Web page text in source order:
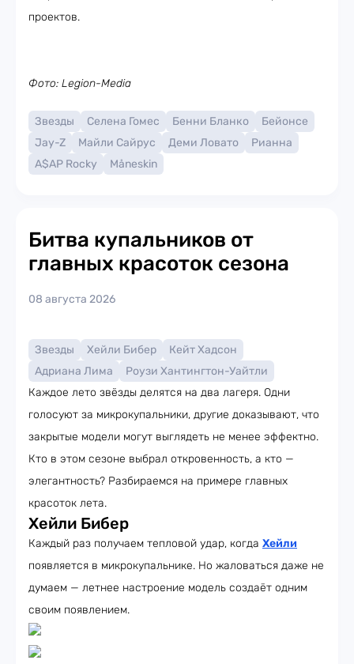
проектов.
Фото: Legion-Media
Звезды Селена Гомес Бенни Бланко
Бейонсе
Jay-Z
Майли Сайрус Деми Ловато
Рианна
A$AP Rocky
Måneskin
Битва купальников от
главных красоток сезона
08 августа 2026
Звезды Хейли Бибер
Кейт Хадсон
Адриана Лима
Роузи Хантингтон-Уайтли
Каждое лето звёзды делятся на два лагеря. Одни
голосуют за микрокупальники, другие доказывают, что
закрытые модели могут выглядеть не менее эффектно.
Кто в этом сезоне выбрал откровенность, а кто —
элегантность? Разбираемся на примере главных
красоток лета.
Хейли Бибер
Каждый раз получаем тепловой удар, когда Хейли
появляется в микрокупальнике. Но жаловаться даже не
думаем — летнее настроение модель создаёт одним
своим появлением.